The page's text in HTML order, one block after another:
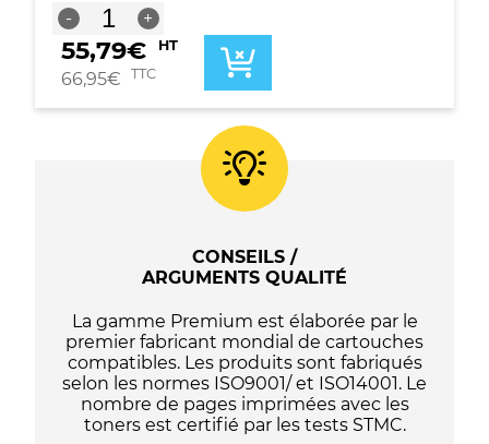
-
quantité
de
Samsung
MLT-
Cartouche
+
55,79€ HT
66,95€ TTC
CONSEILS /
ARGUMENTS QUALITÉ
La gamme Premium est élaborée par le
premier fabricant mondial de cartouches
compatibles. Les produits sont fabriqués
selon les normes ISO9001/ et ISO14001. Le
nombre de pages imprimées avec les
toners est certifié par les tests STMC.